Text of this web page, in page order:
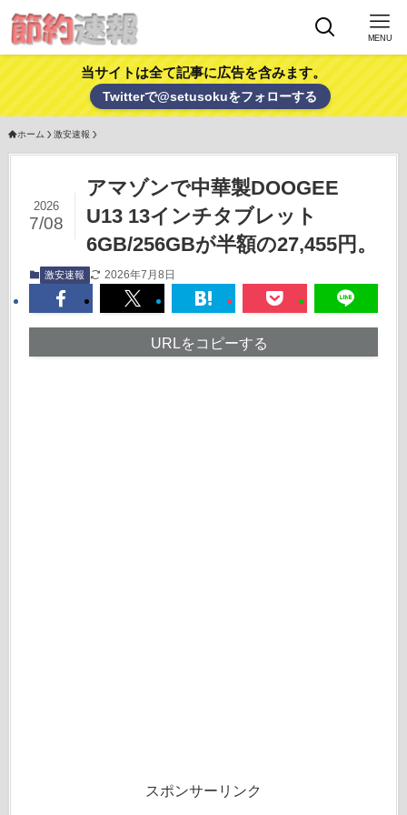
MENU
当サイトは全て記事に広告を含みます。
Twitterで@setusokuをフォローする
ホーム 激安速報
アマゾンで中華製DOOGEE
U13 13インチタブレット
6GB/256GBが半額の27,455円。
2026
7/08
激安速報 2026年7月8日
URLをコピーする
スポンサーリンク